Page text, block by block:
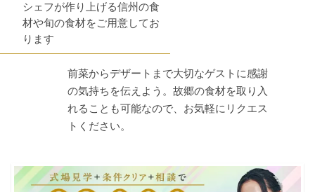
シェフが作り上げる信州の食
材や旬の食材をご用意してお
ります
前菜からデザートまで大切なゲストに感謝
の気持ちを伝えよう。故郷の食材を取り入
れることも可能なので、お気軽にリクエス
トください。